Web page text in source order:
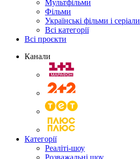
Мультфільми
Фільми
Українські фільми і серіали
Всі категорії
Всі проєкти
Канали
Категорії
Реаліті-шоу
Розважальні шоу